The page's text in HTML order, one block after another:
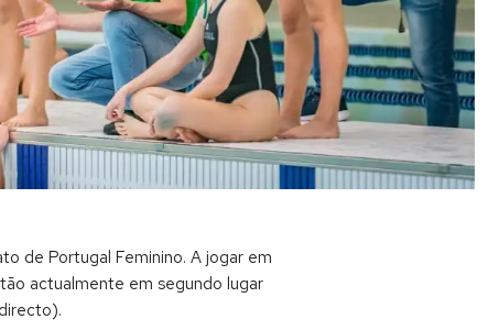
de Portugal Feminino. A jogar em
actualmente em segundo lugar